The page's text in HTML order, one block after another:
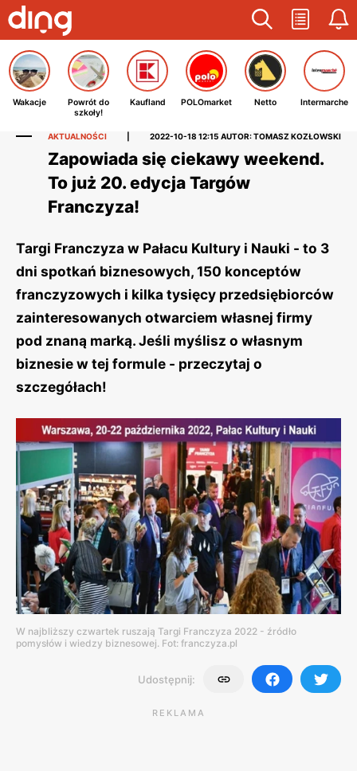
Wakacje
Powrót do
szkoły!
Kaufland POLOmarket Netto Intermarche
AKTUALNOŚCI 2022-10-18 12:15 AUTOR: TOMASZ KOZŁOWSKI
Zapowiada się ciekawy weekend.
To już 20. edycja Targów
Franczyza!
Targi Franczyza w Pałacu Kultury i Nauki - to 3
dni spotkań biznesowych, 150 konceptów
franczyzowych i kilka tysięcy przedsiębiorców
zainteresowanych otwarciem własnej firmy
pod znaną marką. Jeśli myślisz o własnym
biznesie w tej formule - przeczytaj o
szczegółach!
W najbliższy czwartek ruszają Targi Franczyza 2022 - źródło
pomysłów i wiedzy biznesowej. Fot: franczyza.pl
Udostępnij:
REKLAMA